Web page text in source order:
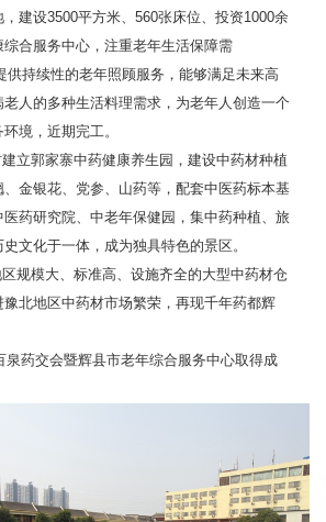
建设3500平方米、560张床位、投资1000余
合服务中心，注重老年生活保障需
供持续性的老年照顾服务，能够满足未来高
人的多种生活料理需求，为老年人创造一个
境，近期完工。
立郭家寨中药健康养生园，建设中药材种植
金银花、党参、山药等，配套中医药标本基
药研究院、中老年保健园，集中药种植、旅
文化于一体，成为独具特色的景区。
规模大、标准高、设施齐全的大型中药材仓
北地区中药材市场繁荣，再现千年药都辉
泉药交会暨辉县市老年综合服务中心取得成